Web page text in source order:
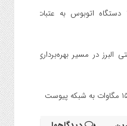
اعزام دانشجو‌معلمان البرزی با ۴ دستگاه اتوبوس به عتبات
در مسیر بهره‌برداری